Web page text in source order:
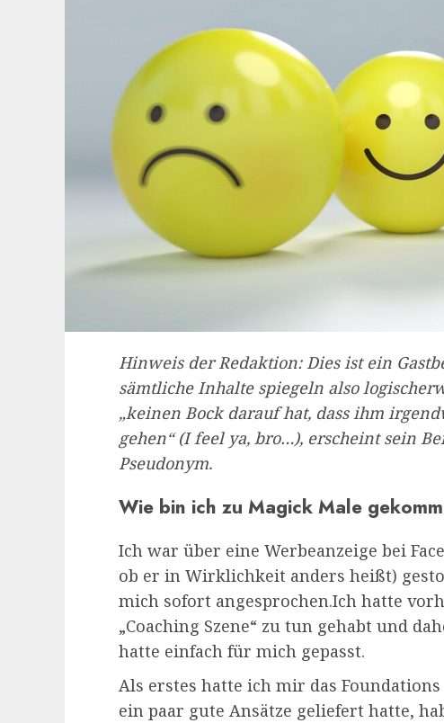
Hinweis der Redaktion: Dies ist ein
sämtliche Inhalte spiegeln also
„keinen Bock darauf hat, dass ihm
gehen“ (I feel ya, bro…), erscheint sein
Pseudonym.
Wie bin ich zu Magick Male
Ich war über eine Werbeanzeige bei
ob er in Wirklichkeit anders heißt)
mich sofort angesprochen.Ich hatte
„Coaching Szene“ zu tun gehabt und
hatte einfach für mich gepasst.
Als erstes hatte ich mir das
ein paar gute Ansätze geliefert hatte,